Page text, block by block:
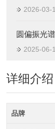
2026-03-
圆偏振光
2025-06-
详细介绍
品牌